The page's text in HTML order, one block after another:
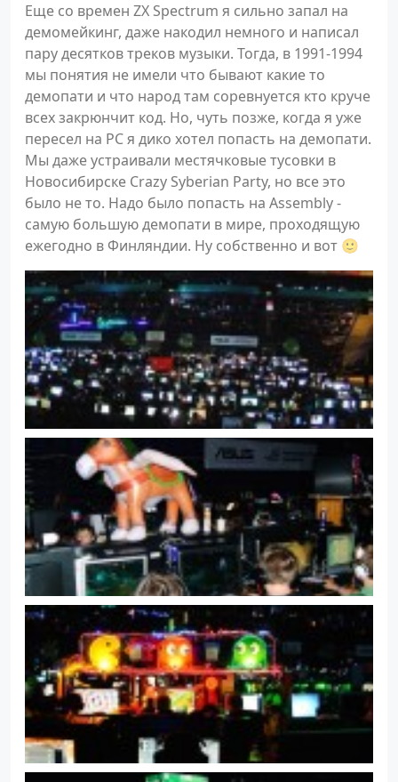
Еще со времен ZX Spectrum я сильно запал на
демомейкинг, даже накодил немного и написал
пару десятков треков музыки. Тогда, в 1991-1994
мы понятия не имели что бывают какие то
демопати и что народ там соревнуется кто круче
всех закрюнчит код. Но, чуть позже, когда я уже
пересел на PC я дико хотел попасть на демопати.
Мы даже устраивали местячковые тусовки в
Новосибирске Crazy Syberian Party, но все это
было не то. Надо было попасть на Assembly -
самую большую демопати в мире, проходящую
ежегодно в Финляндии. Ну собственно и вот 🙂